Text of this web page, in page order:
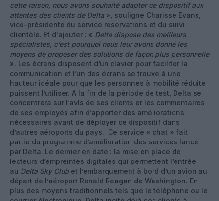
cette raison, nous avons souhaité adapter ce dispositif aux
attentes des clients de Delta », souligne Charisse Evans,
vice-présidente du service réservations et du suivi
clientèle. Et d'ajouter : « Delta dispose des meilleurs
spécialistes, c’est pourquoi nous leur avons donné les
moyens de proposer des solutions de façon plus personnelle
». Les écrans disposent d’un clavier pour faciliter la
communication et l’un des écrans se trouve à une
hauteur idéale pour que les personnes à mobilité réduite
puissent l’utiliser. A la fin de la période de test, Delta se
concentrera sur l’avis de ses clients et les commentaires
de ses employés afin d’apporter des améliorations
nécessaires avant de déployer ce dispositif dans
d’autres aéroports du pays. Ce service « chat » fait
partie du programme d’amélioration des services lancé
par Delta. Le dernier en date : la mise en place de
lecteurs d’empreintes digitales qui permettent l’entrée
au Delta Sky Club et l’embarquement à bord d’un avion au
départ de l’aéroport Ronald Reagan de Washington. En
plus des moyens traditionnels tels que le téléphone ou le